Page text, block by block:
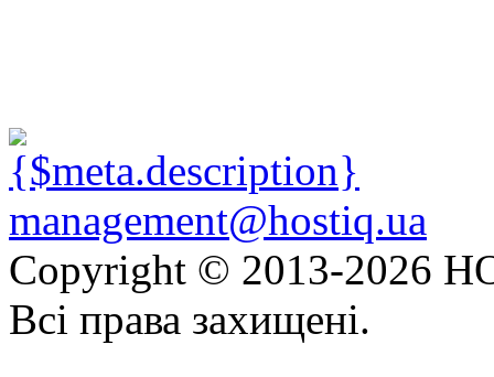
management@hostiq.ua
Copyright © 2013-2026
Всі права захищені.